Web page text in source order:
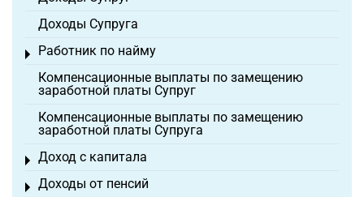
Доходы Супруга
Работник по найму
Toggle menu
Компенсационные выплаты по замещению
заработной платы Супруг
Компенсационные выплаты по замещению
заработной платы Супруга
Доход с капитала
Toggle menu
Доходы от пенсий
Toggle menu